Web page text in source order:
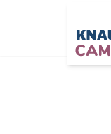
Zum Hauptinhalt